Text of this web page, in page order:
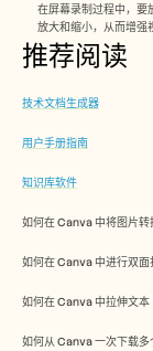
在屏幕录制过程中，要
放大和缩小，从而增强
推荐阅读
技术文档生成器
用户手册指南
知识库软件
如何在 Canva 中将图片转
如何在 Canva 中进行双面
如何在 Canva 中拉伸文本
如何从 Canva 一次下载多